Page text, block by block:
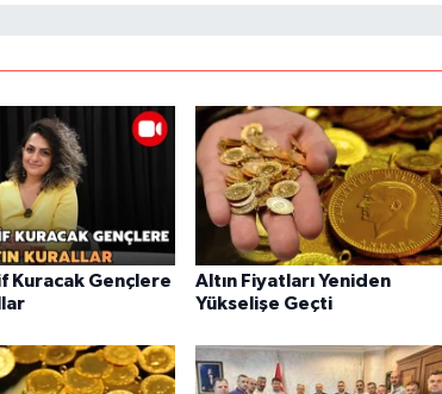
Kuracak Gençlere
Altın Fiyatları Yeniden
Yükselişe Geçti